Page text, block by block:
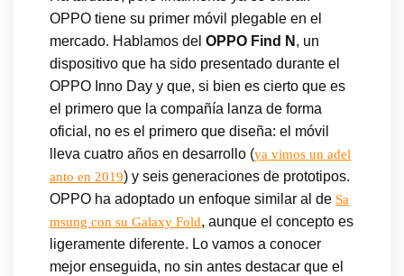
OPPO tiene su primer móvil plegable en el
mercado. Hablamos del OPPO Find N , un
dispositivo que ha sido presentado durante el
OPPO Inno Day y que, si bien es cierto que es
el primero que la compañía lanza de forma
oficial, no es el primero que diseña: el móvil
lleva cuatro años en desarrollo (ya vimos un adel
anto en 2019) y seis generaciones de prototipos.
OPPO ha adoptado un enfoque similar al de Sa
msung con su Galaxy Fold, aunque el concepto es
ligeramente diferente. Lo vamos a conocer
mejor enseguida, no sin antes destacar que el